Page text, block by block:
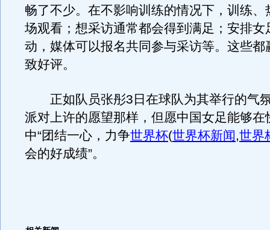
畅了不少。在不影响训练的情况下，训练、
场观看；想采访通常都会得到满足；安排女
动，媒体可以报名共同参与采访等。这些都
致好评。
正如队员张彤3日在球队为其举行的气
派对上许的愿望那样，但愿中国女足能够在
中“团结一心，力争世界杯(世界杯新闻,世界
会的好成绩”。